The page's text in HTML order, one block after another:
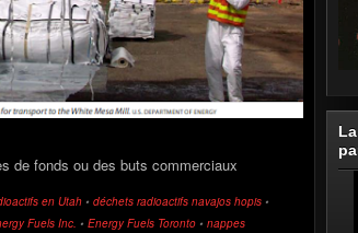
de fonds ou des buts commerciaux
en Utah • déchets radioactifs navajos hopis •
Fuels Inc. • Energy Fuels Toronto • nappes